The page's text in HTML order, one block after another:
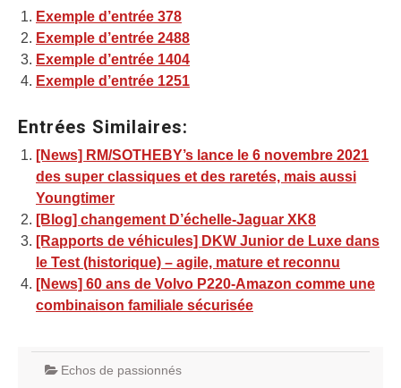
Exemple d’entrée 378
Exemple d’entrée 2488
Exemple d’entrée 1404
Exemple d’entrée 1251
Entrées Similaires:
[News] RM/SOTHEBY’s lance le 6 novembre 2021
des super classiques et des raretés, mais aussi
Youngtimer
[Blog] changement D’échelle-Jaguar XK8
[Rapports de véhicules] DKW Junior de Luxe dans
le Test (historique) – agile, mature et reconnu
[News] 60 ans de Volvo P220-Amazon comme une
combinaison familiale sécurisée
Echos de passionnés